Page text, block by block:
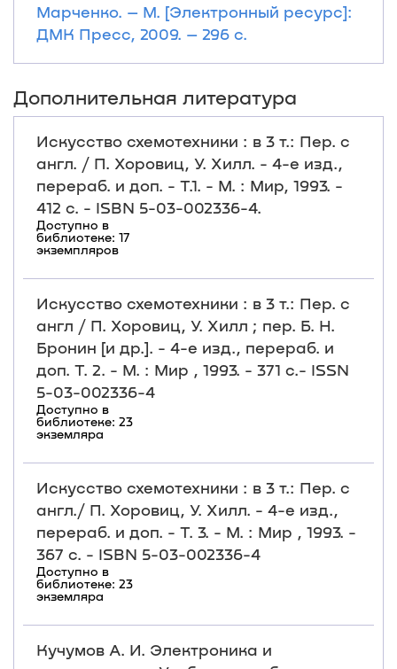
Марченко. – М. [Электронный ресурс]:
ДМК Пресс, 2009. – 296 с.
Дополнительная литература
Искусство схемотехники : в 3 т.: Пер. с
англ. / П. Хоровиц, У. Хилл. - 4-е изд.,
перераб. и доп. - Т.1. - М. : Мир, 1993. -
412 с. - ISBN 5-03-002336-4.
Доступно в
библиотеке: 17
экземпляров
Искусство схемотехники : в 3 т.: Пер. с
англ / П. Хоровиц, У. Хилл ; пер. Б. Н.
Бронин [и др.]. - 4-е изд., перераб. и
доп. Т. 2. - М. : Мир , 1993. - 371 с.- ISSN
5-03-002336-4
Доступно в
библиотеке: 23
экземляра
Искусство схемотехники : в 3 т.: Пер. с
англ./ П. Хоровиц, У. Хилл. - 4-е изд.,
перераб. и доп. - Т. 3. - М. : Мир , 1993. -
367 с. - ISBN 5-03-002336-4
Доступно в
библиотеке: 23
экземляра
Кучумов А. И. Электроника и